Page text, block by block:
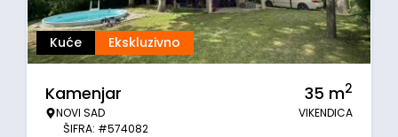
Kuće Ekskluzivno
Kamenjar
NOVI SAD
ŠIFRA: #574082
35 m2
VIKENDICA